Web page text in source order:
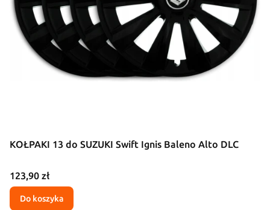
KOŁPAKI 13 do SUZUKI Swift Ignis Baleno Alto DLC
Cena
123,90 zł
Do koszyka